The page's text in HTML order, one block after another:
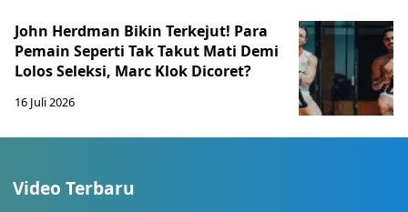
John Herdman Bikin Terkejut! Para
Pemain Seperti Tak Takut Mati Demi
Lolos Seleksi, Marc Klok Dicoret?
16 Juli 2026
Video Terbaru